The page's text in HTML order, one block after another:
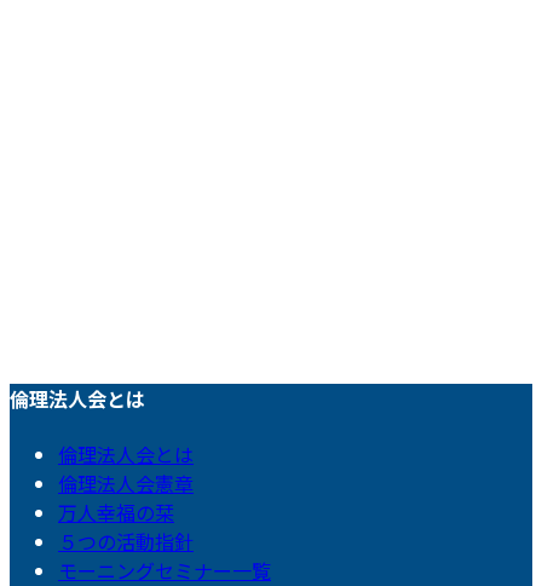
倫理法人会とは
倫理法人会とは
倫理法人会憲章
万人幸福の栞
５つの活動指針
モーニングセミナー一覧